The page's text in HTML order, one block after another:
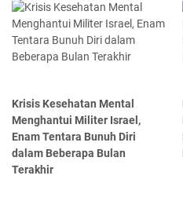
Krisis Kesehatan Mental
Menghantui Militer Israel,
Enam Tentara Bunuh Diri
dalam Beberapa Bulan
Terakhir